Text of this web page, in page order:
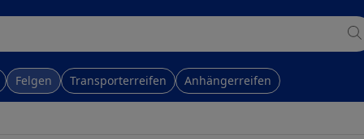
Felgen Transporterreifen Anhängerreifen